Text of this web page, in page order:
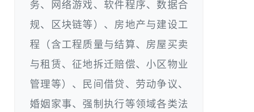
务、网络游戏、软件程序、数据合
规、区块链等）、房地产与建设工
程（含工程质量与结算、房屋买卖
与租赁、征地拆迁赔偿、小区物业
管理等）、民间借贷、劳动争议、
婚姻家事、强制执行等领域各类法